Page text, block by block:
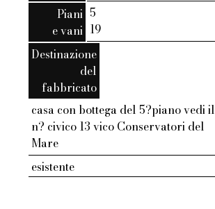
Piani
e vani
5
19
Destinazione
del
fabbricato
casa con bottega del 5?piano vedi il
n? civico 13 vico Conservatori del
Mare
esistente